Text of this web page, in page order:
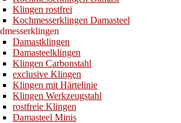
Klingen rostfrei
Kochmesserklingen Damasteel
Damastklingen
Damasteelklingen
Klingen Carbonstahl
exclusive Klingen
Klingen mit Härtelinie
Klingen Werkzeugstahl
rostfreie Klingen
Damasteel Minis